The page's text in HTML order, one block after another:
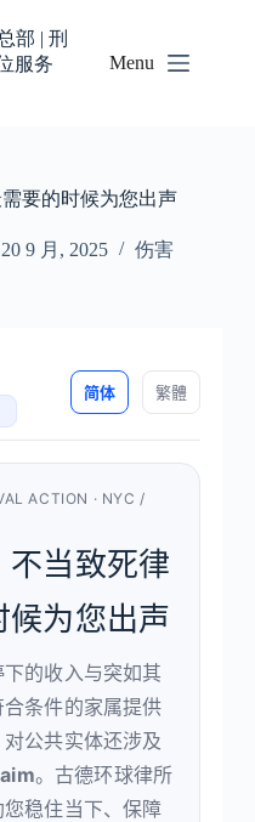
部 | 刑
服务
Menu
要的时候为您出声
20 9 月, 2025 伤害
简体 繁體
ACTION · NYC /
不当致死律
候为您出声
的收入与突如其
条件的家属提供
公共实体还涉及
。古德环球律所
稳住当下、保障